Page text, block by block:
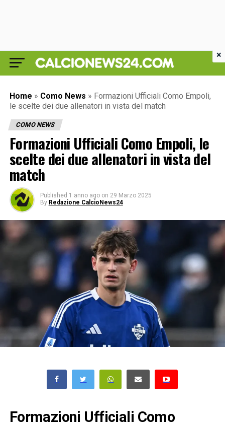
Home » Como News » Formazioni Ufficiali Como Empoli,
le scelte dei due allenatori in vista del match
COMO NEWS
Formazioni Ufficiali Como Empoli, le
scelte dei due allenatori in vista del
match
Published 1 anno ago on 29 Marzo 2025
By Redazione CalcioNews24
Formazioni Ufficiali Como
×